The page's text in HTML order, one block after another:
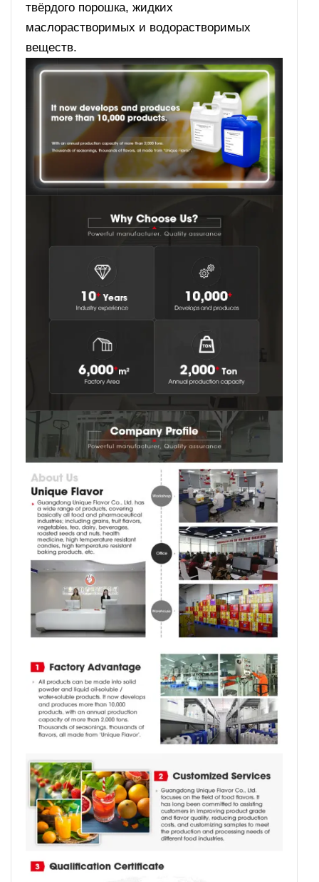
твёрдого порошка, жидких
маслорастворимых и водорастворимых
веществ.